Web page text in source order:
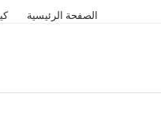
الصفحة الرئيسية